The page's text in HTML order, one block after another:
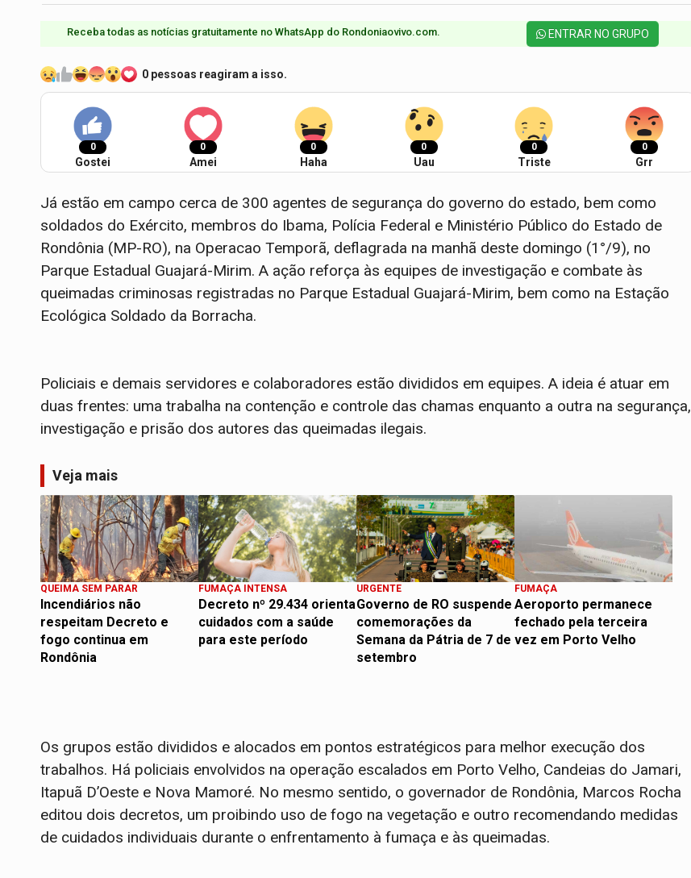
Receba todas as notícias gratuitamente no WhatsApp do Rondoniaovivo.com.​ ENTRAR NO GRUPO
0 pessoas reagiram a isso.
0
Gostei
0
Amei
0
Haha
0
Uau
0
Triste
0
Grr
Já estão em campo cerca de 300 agentes de segurança do governo do estado, bem como
soldados do Exército, membros do Ibama, Polícia Federal e Ministério Público do Estado de
Rondônia (MP-RO), na Operacao Temporã, deflagrada na manhã deste domingo (1°/9), no
Parque Estadual Guajará-Mirim. A ação reforça às equipes de investigação e combate às
queimadas criminosas registradas no Parque Estadual Guajará-Mirim, bem como na Estação
Ecológica Soldado da Borracha.
Policiais e demais servidores e colaboradores estão divididos em equipes. A ideia é atuar em
duas frentes: uma trabalha na contenção e controle das chamas enquanto a outra na segurança,
investigação e prisão dos autores das queimadas ilegais.
Veja mais
QUEIMA SEM PARAR
Incendiários não
respeitam Decreto e
fogo continua em
Rondônia
FUMAÇA INTENSA
Decreto nº 29.434 orienta
cuidados com a saúde
para este período
URGENTE
Governo de RO suspende
comemorações da
Semana da Pátria de 7 de
setembro
FUMAÇA
Aeroporto permanece
fechado pela terceira
vez em Porto Velho
Os grupos estão divididos e alocados em pontos estratégicos para melhor execução dos
trabalhos. Há policiais envolvidos na operação escalados em Porto Velho, Candeias do Jamari,
Itapuã D’Oeste e Nova Mamoré. No mesmo sentido, o governador de Rondônia, Marcos Rocha
editou dois decretos, um proibindo uso de fogo na vegetação e outro recomendando medidas
de cuidados individuais durante o enfrentamento à fumaça e às queimadas.